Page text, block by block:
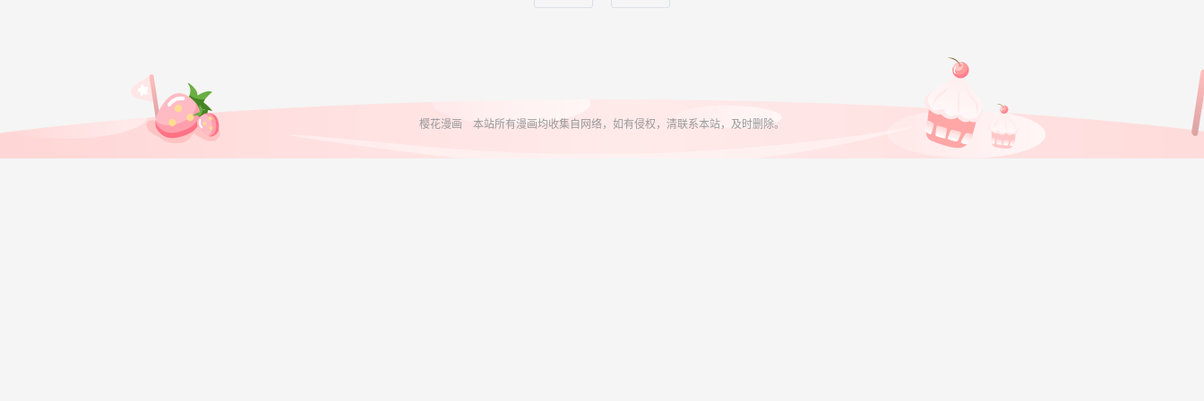
樱花漫画 本站所有漫画均收集自网络，如有侵权，清联系本站，及时删除。